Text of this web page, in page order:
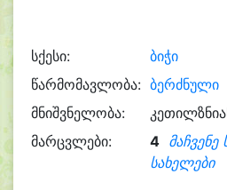
სქესი:
ბიჭი
წარმომავლობა: ბერძნული
მნიშვნელობა:
მარცვლები:
4
სახელები